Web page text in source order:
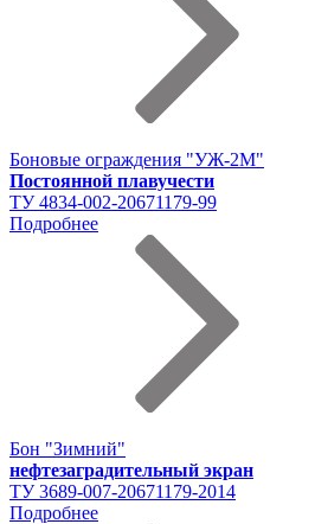
Боновые ограждения "УЖ-2М"
Постоянной плавучести
ТУ 4834-002-20671179-99
Подробнее
Бон "Зимний"
нефтезаградительный экран
ТУ 3689-007-20671179-2014
Подробнее